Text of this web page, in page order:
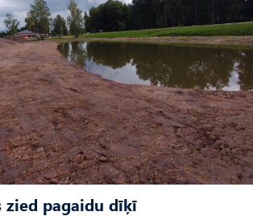
zied pagaidu dīķī